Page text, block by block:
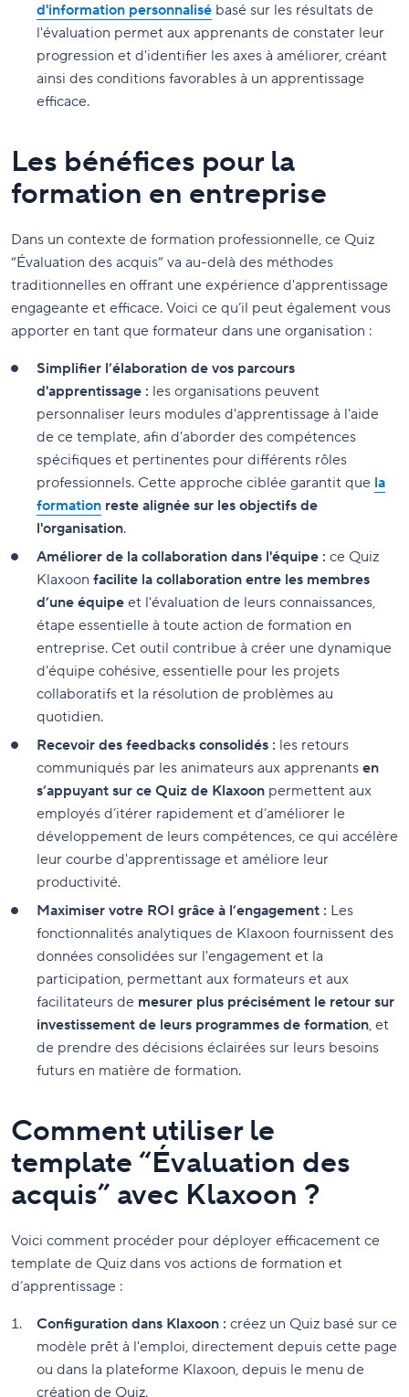
d'information personnalisé basé sur les résultats de
l'évaluation permet aux apprenants de constater leur
progression et d'identifier les axes à améliorer, créant
ainsi des conditions favorables à un apprentissage
efficace.
Les bénéfices pour la
formation en entreprise
Dans un contexte de formation professionnelle, ce Quiz
“Évaluation des acquis” va au-delà des méthodes
traditionnelles en offrant une expérience d'apprentissage
engageante et efficace. Voici ce qu’il peut également vous
apporter en tant que formateur dans une organisation :
Simplifier l’élaboration de vos parcours
d'apprentissage : les organisations peuvent
personnaliser leurs modules d'apprentissage à l'aide
de ce template, afin d'aborder des compétences
spécifiques et pertinentes pour différents rôles
professionnels. Cette approche ciblée garantit que la
formation reste alignée sur les objectifs de
l'organisation.
Améliorer de la collaboration dans l'équipe : ce Quiz
Klaxoon facilite la collaboration entre les membres
d’une équipe et l'évaluation de leurs connaissances,
étape essentielle à toute action de formation en
entreprise. Cet outil contribue à créer une dynamique
d'équipe cohésive, essentielle pour les projets
collaboratifs et la résolution de problèmes au
quotidien.
Recevoir des feedbacks consolidés : les retours
communiqués par les animateurs aux apprenants en
s’appuyant sur ce Quiz de Klaxoon permettent aux
employés d’itérer rapidement et d’améliorer le
développement de leurs compétences, ce qui accélère
leur courbe d'apprentissage et améliore leur
productivité.
Maximiser votre ROI grâce à l’engagement : Les
fonctionnalités analytiques de Klaxoon fournissent des
données consolidées sur l'engagement et la
participation, permettant aux formateurs et aux
facilitateurs de mesurer plus précisément le retour sur
investissement de leurs programmes de formation, et
de prendre des décisions éclairées sur leurs besoins
futurs en matière de formation.
Comment utiliser le
template “Évaluation des
acquis” avec Klaxoon ?
Voici comment procéder pour déployer efficacement ce
template de Quiz dans vos actions de formation et
d’apprentissage :
Configuration dans Klaxoon : créez un Quiz basé sur ce
modèle prêt à l'emploi, directement depuis cette page
ou dans la plateforme Klaxoon, depuis le menu de
création de Quiz.